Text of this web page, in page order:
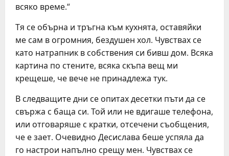
всяко време.“
Тя се обърна и тръгна към кухнята, оставяйки
ме сам в огромния, бездушен хол. Чувствах се
като натрапник в собствения си бивш дом. Всяка
картина по стените, всяка скъпа вещ ми
крещеше, че вече не принадлежа тук.
В следващите дни се опитах десетки пъти да се
свържа с баща си. Той или не вдигаше телефона,
или отговаряше с кратки, отсечени съобщения,
че е зает. Очевидно Десислава беше успяла да
го настрои напълно срещу мен. Чувствах се